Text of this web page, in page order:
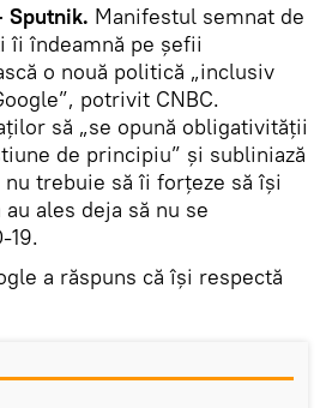
Sputnik. Manifestul semnat de
îi îndeamnă pe șefii
o nouă politică „inclusiv
potrivit CNBC.
să „se opună obligativităţii
de principiu” și subliniază
trebuie să îi forţeze să îşi
ales deja să nu se
19.
a răspuns că îşi respectă